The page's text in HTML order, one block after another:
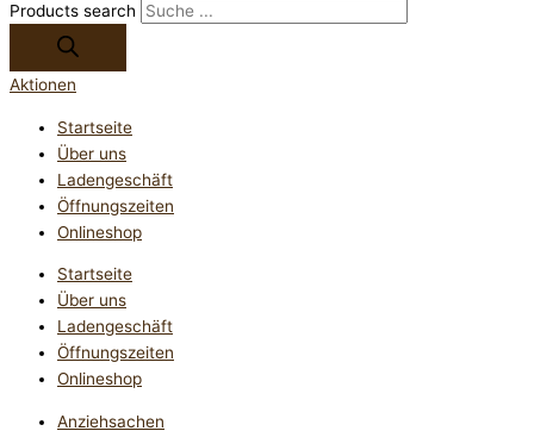
Products search
Aktionen
Startseite
Über uns
Ladengeschäft
Öffnungszeiten
Onlineshop
Startseite
Über uns
Ladengeschäft
Öffnungszeiten
Onlineshop
Anziehsachen